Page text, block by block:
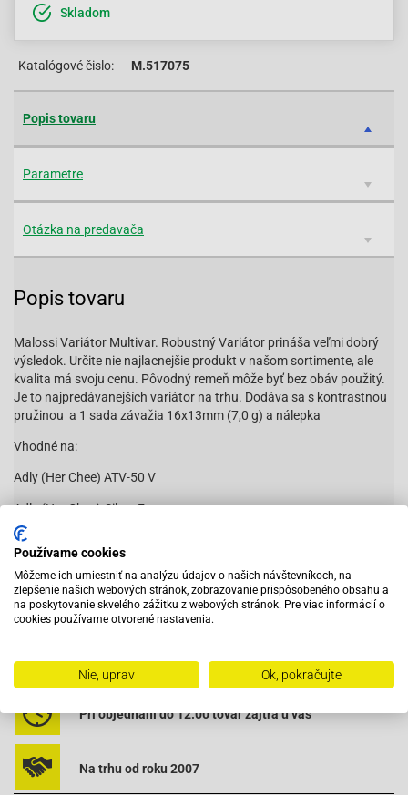
Skladom
Katalógové čislo: M.517075
Popis tovaru
Parametre
Otázka na predavača
Popis tovaru
Malossi Variátor Multivar. Robustný Variátor prináša veľmi dobrý
výsledok. Určite nie najlacnejšie produkt v našom sortimente, ale
kvalita má svoju cenu. Pôvodný remeň môže byť bez obáv použitý.
Je to najpredávanejších variátor na trhu. Dodáva sa s kontrastnou
pružinou a 1 sada závažia 16x13mm (7,0 g) a nálepka
Vhodné na:
Adly (Her Chee) ATV-50 V
Adly (Her Chee)-Silver Fox
Adly (Her Chee) TB-50 (Thunder Bike)
Aeon Cobra-50
Aeon-City bike 50
Aeon Revo II-50
Aprilia Amico 50-(93 -)
Aprilia Amico 50-GL
Sport Aprilia Amico 50
Čítať viac
Vybavený servis s odborným vyškoleným personálom
Pri objednaní do 12:00 tovar zajtra u vás
Na trhu od roku 2007
Používame cookies
Môžeme ich umiestniť na analýzu údajov o našich návštevníkoch, na
zlepšenie našich webových stránok, zobrazovanie prispôsobeného obsahu a
na poskytovanie skvelého zážitku z webových stránok. Pre viac informácií o
cookies používame otvorené nastavenia.
Nie, uprav Ok, pokračujte